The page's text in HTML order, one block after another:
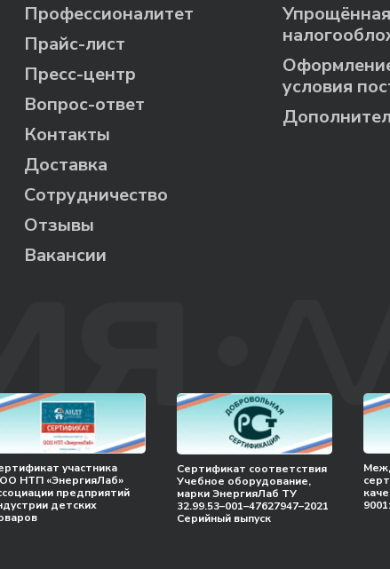
Профессионалитет
Прайс-лист
Пресс-центр
Вопрос-ответ
Контакты
Доставка
Сотрудничество
Отзывы
Вакансии
условия
участника
НТП «ЭнергияЛаб»
предприятий
детских
Сертификат соответствия
Учебное оборудование,
марки ЭнергияЛаб ТУ
32.99.53–001–47627947–2021
Серийный выпуск